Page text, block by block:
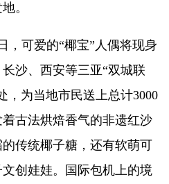
。
可爱的“椰宝”人偶将现身
沙、西安等三亚“双城联
，为当地市民送上总计3000
古法烘焙香气的非遗红沙
传统椰子糖，还有软萌可
创娃娃。国际包机上的境